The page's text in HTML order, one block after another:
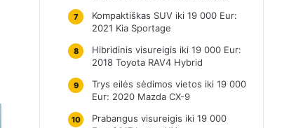
7
Kompaktiškas SUV iki 19 000 Eur:
2021 Kia Sportage
8
Hibridinis visureigis iki 19 000 Eur:
2018 Toyota RAV4 Hybrid
9
Trys eilės sėdimos vietos iki 19 000
Eur: 2020 Mazda CX-9
10
Prabangus visureigis iki 19 000